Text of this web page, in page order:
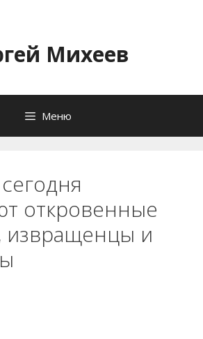
Михеев
Меню
откровенные
извращенцы и